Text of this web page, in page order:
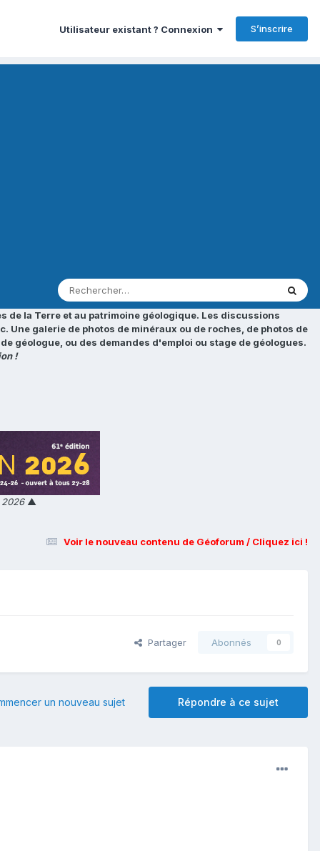
Utilisateur existant ? Connexion S’inscrire
de la Terre et au patrimoine géologique. Les discussions
galerie de photos de minéraux ou de roches, de photos de
géologue, ou des demandes d'emploi ou stage de géologues.
!
▲
Voir le nouveau contenu de Géoforum / Cliquez ici !
Partager Abonnés 0
Répondre à ce sujet
un nouveau sujet